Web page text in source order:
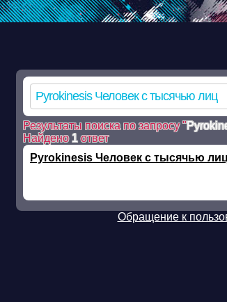
in /ssd/www/mp3sklad.ru/poisk.php
ssd/www/mp3sklad.ru/poisk.php on line 110
Результаты поиска по запросу "
Найдено1ответ
Pyrokinesis Человек с тысячью
Обращение к